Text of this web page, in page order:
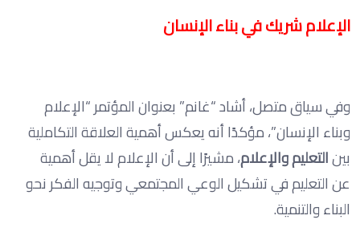
الإعلام شريك في بناء الإنسان
وفي سياق متصل، أشاد “غانم” بعنوان المؤتمر “الإعلام
وبناء الإنسان”، مؤكدًا أنه يعكس أهمية العلاقة التكاملية
بينالتعليم والإعلام، مشيرًا إلى أن الإعلام لا يقل أهمية
عن التعليم في تشكيل الوعي المجتمعي وتوجيه الفكر نحو
البناء والتنمية.